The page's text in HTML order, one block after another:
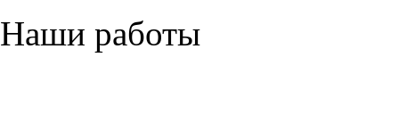
Наши работы